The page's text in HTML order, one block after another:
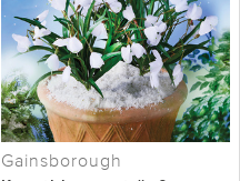
Gainsborough